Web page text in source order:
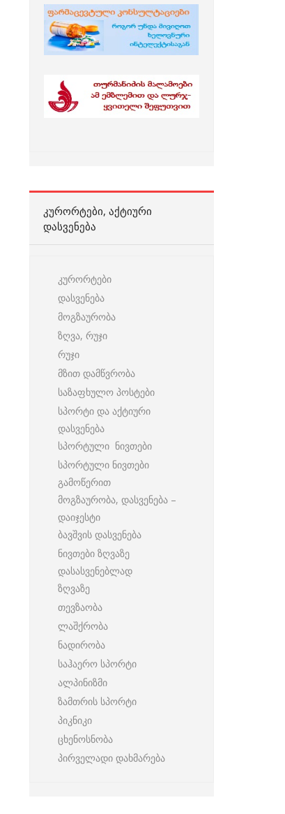
ᲙᲣᲠᲝᲠᲢᲔᲑᲘ, ᲐᲥᲢᲘᲣᲠᲘ
ᲓᲐᲡᲕᲔᲜᲔᲑᲐ
კურორტები
დასვენება
მოგზაურობა
ზღვა, რუჯი
რუჯი
მზით დამწვრობა
საზაფხულო პოსტები
სპორტი და აქტიური
დასვენება
სპორტული ნივთები
სპორტული ნივთები
გამოწერით
მოგზაურობა, დასვენება –
დაიჯესტი
ბავშვის დასვენება
ნივთები ზღვაზე
დასასვენებლად
ზღვაზე
თევზაობა
ლაშქრობა
ნადირობა
საჰაერო სპორტი
ალპინიზმი
ზამთრის სპორტი
პიკნიკი
ცხენოსნობა
პირველადი დახმარება